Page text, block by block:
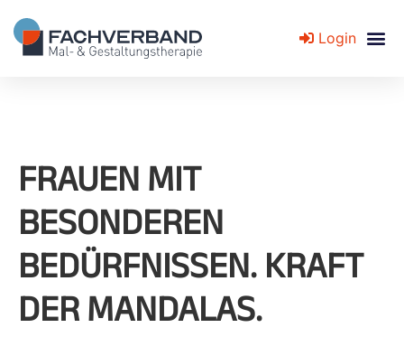
Login
FRAUEN MIT
BESONDEREN
BEDÜRFNISSEN. KRAFT
DER MANDALAS.